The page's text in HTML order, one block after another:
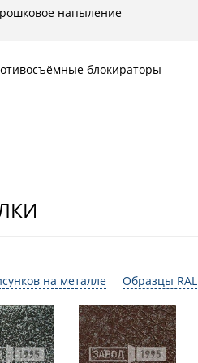
напыление
блокираторы
на металле Образцы RAL